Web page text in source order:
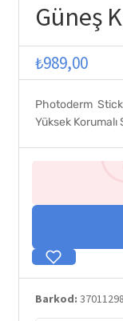
Güneş
₺989,00
Photoderm
Yüksek
Barkod: